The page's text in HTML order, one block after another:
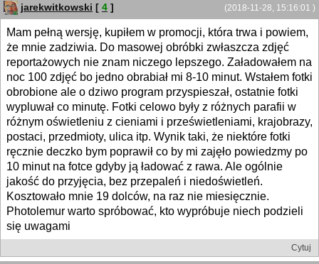
(2018-11-28, 15:16:01 )
jarekwitkowski [ 4 ]
Mam pełną wersję, kupiłem w promocji, która trwa i powiem,
że mnie zadziwia. Do masowej obróbki zwłaszcza zdjęć
reportażowych nie znam niczego lepszego. Załadowałem na
noc 100 zdjęć bo jedno obrabiał mi 8-10 minut. Wstałem fotki
obrobione ale o dziwo program przyspieszał, ostatnie fotki
wypluwał co minutę. Fotki celowo były z różnych parafii w
różnym oświetleniu z cieniami i prześwietleniami, krajobrazy,
postaci, przedmioty, ulica itp. Wynik taki, że niektóre fotki
ręcznie deczko bym poprawił co by mi zajęło powiedzmy po
10 minut na fotce gdyby ją ładować z rawa. Ale ogólnie
jakość do przyjęcia, bez przepaleń i niedoświetleń.
Kosztowało mnie 19 dolców, na raz nie miesięcznie.
Photolemur warto spróbować, kto wypróbuje niech podzieli
się uwagami
Cytuj